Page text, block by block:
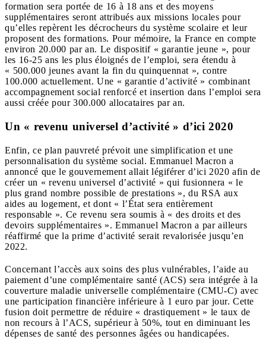
formation sera portée de 16 à 18 ans et des moyens
supplémentaires seront attribués aux missions locales pour
qu’elles repèrent les décrocheurs du système scolaire et leur
proposent des formations. Pour mémoire, la France en compte
environ 20.000 par an. Le dispositif « garantie jeune », pour
les 16-25 ans les plus éloignés de l’emploi, sera étendu à
« 500.000 jeunes avant la fin du quinquennat », contre
100.000 actuellement. Une « garantie d’activité » combinant
accompagnement social renforcé et insertion dans l’emploi sera
aussi créée pour 300.000 allocataires par an.
Un « revenu universel d’activité » d’ici 2020
Enfin, ce plan pauvreté prévoit une simplification et une
personnalisation du système social. Emmanuel Macron a
annoncé que le gouvernement allait légiférer d’ici 2020 afin de
créer un « revenu universel d’activité » qui fusionnera « le
plus grand nombre possible de prestations », du RSA aux
aides au logement, et dont « l’État sera entièrement
responsable ». Ce revenu sera soumis à « des droits et des
devoirs supplémentaires ». Emmanuel Macron a par ailleurs
réaffirmé que la prime d’activité serait revalorisée jusqu’en
2022.
Concernant l’accès aux soins des plus vulnérables, l’aide au
paiement d’une complémentaire santé (ACS) sera intégrée à la
couverture maladie universelle complémentaire (CMU-C) avec
une participation financière inférieure à 1 euro par jour. Cette
fusion doit permettre de réduire « drastiquement » le taux de
non recours à l’ACS, supérieur à 50%, tout en diminuant les
dépenses de santé des personnes âgées ou handicapées.